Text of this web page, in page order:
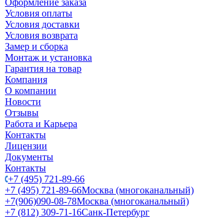
Оформление заказа
Условия оплаты
Условия доставки
Условия возврата
Замер и сборка
Монтаж и установка
Гарантия на товар
Компания
О компании
Новости
Отзывы
Работа и Карьера
Контакты
Лицензии
Документы
Контакты
+7 (495) 721-89-66
+7 (495) 721-89-66Москва (многоканальный)
+7(906)090-08-78Москва (многоканальный)
+7 (812) 309-71-16Санк-Петербург